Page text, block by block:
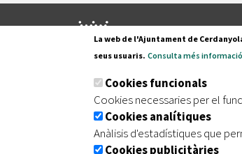
| Avís legal | Protecció de
La web de l'Ajuntament de
seus usuaris. Consulta més informació
Cookies funcionals
Cookies necessaries per el
Cookies analítiques
Anàlisis d'estadístiques que
Cookies publicitàries